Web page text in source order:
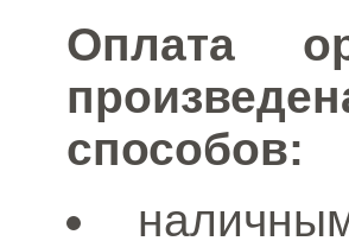
Оплата
способов: